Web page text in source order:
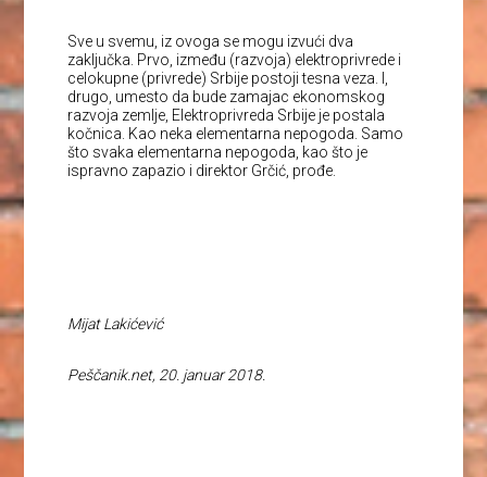
Sve u svemu, iz ovoga se mogu izvući dva
zaključka. Prvo, između (razvoja) elektroprivrede i
celokupne (privrede) Srbije postoji tesna veza. I,
drugo, umesto da bude zamajac ekonomskog
razvoja zemlje, Elektroprivreda Srbije je postala
kočnica. Kao neka elementarna nepogoda. Samo
što svaka elementarna nepogoda, kao što je
ispravno zapazio i direktor Grčić, prođe.
Mijat Lakićević
Peščanik.net, 20. januar 2018.